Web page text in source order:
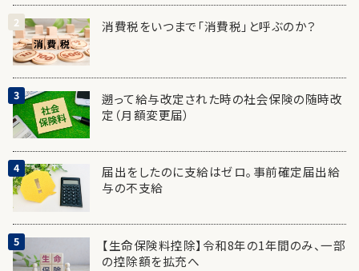
消費税をいつまで「消費税」と呼ぶのか？
遡って給与改定された時の社会保険の随時改
定（月額変更届）
届出をしたのに支給はゼロ。事前確定届出給
与の不支給
【生命保険料控除】令和8年の1年間のみ、一部
の控除額を拡充へ